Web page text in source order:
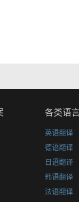
各类语
英语翻译
德语翻译
日语翻译
韩语翻译
法语翻译